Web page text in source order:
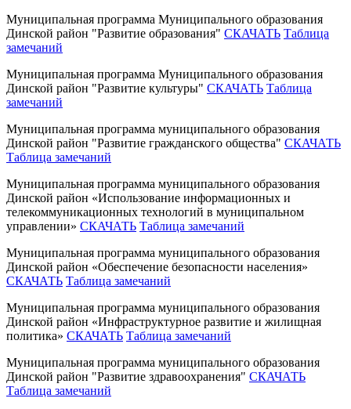
Муниципальная программа Муниципального образования
Динской район "Развитие образования" СКАЧАТЬ Таблица
замечаний
Муниципальная программа Муниципального образования
Динской район "Развитие культуры" СКАЧАТЬ Таблица
замечаний
Муниципальная программа муниципального образования
Динской район "Развитие гражданского общества" СКАЧАТЬ
Таблица замечаний
Муниципальная программа муниципального образования
Динской район «Использование информационных и
телекоммуникационных технологий в муниципальном
управлении» СКАЧАТЬ Таблица замечаний
Муниципальная программа муниципального образования
Динской район «Обеспечение безопасности населения»
СКАЧАТЬ Таблица замечаний
Муниципальная программа муниципального образования
Динской район «Инфраструктурное развитие и жилищная
политика» СКАЧАТЬ Таблица замечаний
Муниципальная программа муниципального образования
Динской район "Развитие здравоохранения" СКАЧАТЬ
Таблица замечаний